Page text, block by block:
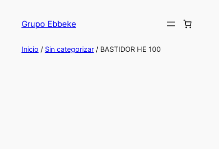
Grupo Ebbeke
Inicio / Sin categorizar/ BASTIDOR HE 100